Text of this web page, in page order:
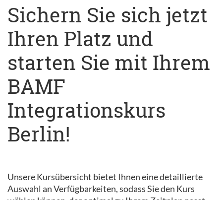
Sichern Sie sich jetzt
Ihren Platz und
starten Sie mit Ihrem
BAMF
Integrationskurs
Berlin!
Unsere Kursübersicht bietet Ihnen eine detaillierte
Auswahl an Verfügbarkeiten, sodass Sie den Kurs